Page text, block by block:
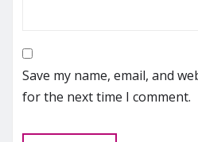
Save my name, email, and
for the next time I comment.